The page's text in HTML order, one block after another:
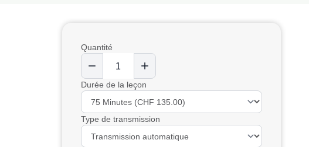
Quantité
Durée de la leçon
Type de transmission